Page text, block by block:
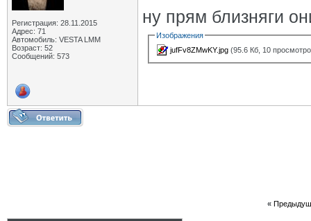
Регистрация: 28.11.2015
Адрес: 71
Автомобиль: VESTA LMM
Возраст: 52
Сообщений: 573
ну прям близняги
Изображения
jufFv8ZMwKY.jpg (95.6 Кб, 10
«